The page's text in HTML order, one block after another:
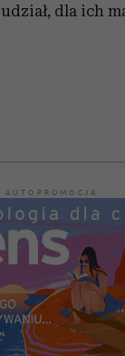
dla ich
AUTOPROMOCJA